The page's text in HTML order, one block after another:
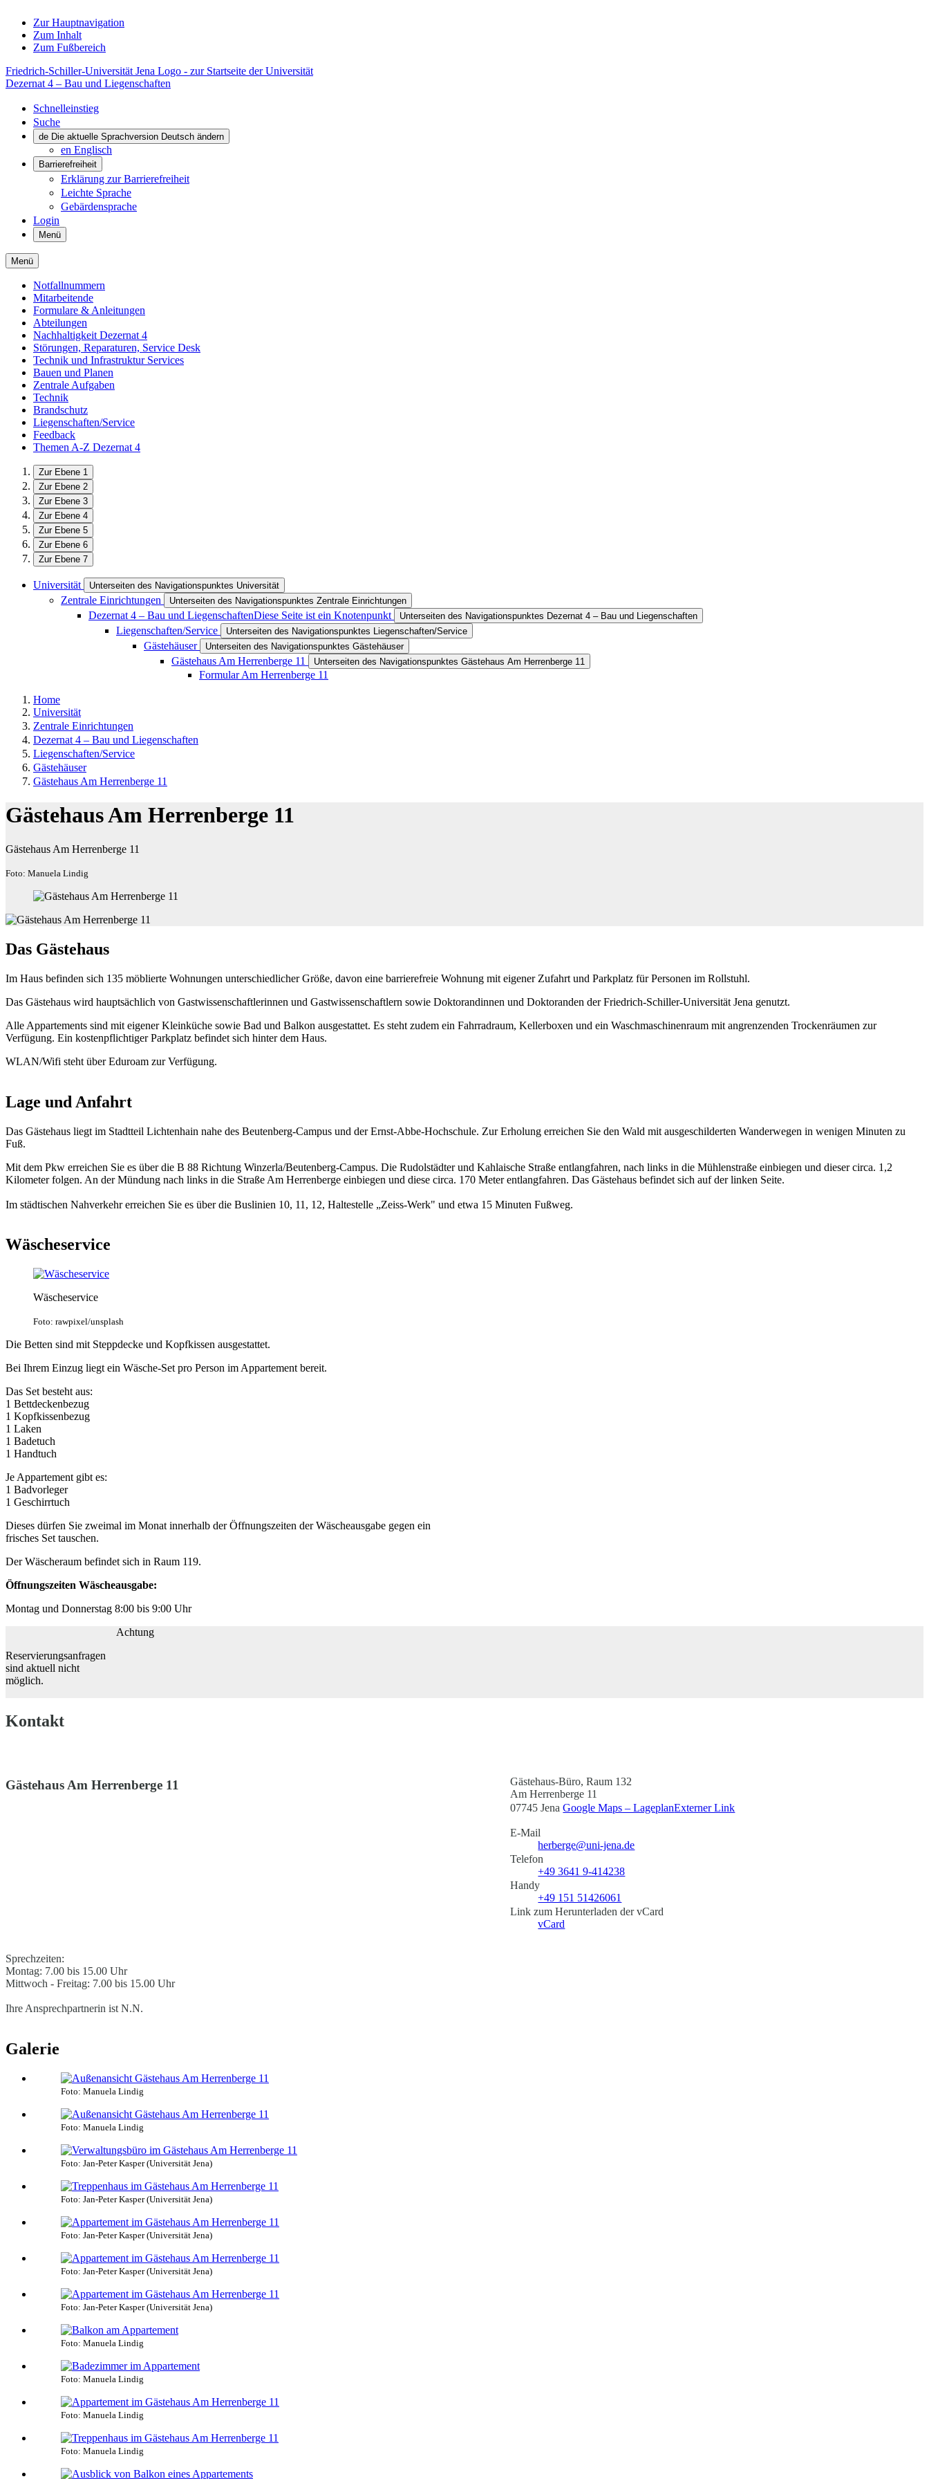
Zur Hauptnavigation
Zum Inhalt
Zum Fußbereich
Friedrich-Schiller-Universität Jena Logo - zur Startseite der Universität
Dezernat 4 – Bau und Liegenschaften
Schnelleinstieg
Suche
de Die aktuelle Sprachversion Deutsch ändern
en Englisch
Barrierefreiheit
Erklärung zur Barrierefreiheit
Leichte Sprache
Gebärdensprache
Login
Menü
Menü
Notfallnummern
Mitarbeitende
Formulare & Anleitungen
Abteilungen
Nachhaltigkeit Dezernat 4
Störungen, Reparaturen, Service Desk
Technik und Infrastruktur Services
Bauen und Planen
Zentrale Aufgaben
Technik
Brandschutz
Liegenschaften/Service
Feedback
Themen A-Z Dezernat 4
Zur Ebene 1
Zur Ebene 2
Zur Ebene 3
Zur Ebene 4
Zur Ebene 5
Zur Ebene 6
Zur Ebene 7
Universität Unterseiten des Navigationspunktes Universität
Zentrale Einrichtungen Unterseiten des Navigationspunktes Zentrale Einrichtungen
Dezernat 4 – Bau und LiegenschaftenDiese Seite ist ein Knotenpunkt Unterseiten des Navigationspunktes Dezernat 4 – Bau und Liegenschaften
Liegenschaften/Service Unterseiten des Navigationspunktes Liegenschaften/Service
Gästehäuser Unterseiten des Navigationspunktes Gästehäuser
Gästehaus Am Herrenberge 11 Unterseiten des Navigationspunktes Gästehaus Am Herrenberge 11
Formular Am Herrenberge 11
Home
Universität
Zentrale Einrichtungen
Dezernat 4 – Bau und Liegenschaften
Liegenschaften/Service
Gästehäuser
Gästehaus Am Herrenberge 11
Gästehaus Am Herrenberge 11
Gästehaus Am Herrenberge 11
Foto: Manuela Lindig
Das Gästehaus
Im Haus befinden sich 135 möblierte Wohnungen unterschiedlicher Größe, davon eine barrierefreie Wohnung mit eigener Zufahrt und Parkplatz für Personen im Rollstuhl.
Das Gästehaus wird hauptsächlich von Gastwissenschaftlerinnen und Gastwissenschaftlern sowie Doktorandinnen und Doktoranden der Friedrich-Schiller-Universität Jena genutzt.
Alle Appartements sind mit eigener Kleinküche sowie Bad und Balkon ausgestattet. Es steht zudem ein Fahrradraum, Kellerboxen und ein Waschmaschinenraum mit angrenzenden Trockenräumen zur
Verfügung. Ein kostenpflichtiger Parkplatz befindet sich hinter dem Haus.
WLAN/Wifi steht über Eduroam zur Verfügung.
Lage und Anfahrt
Das Gästehaus liegt im Stadtteil Lichtenhain nahe des Beutenberg-Campus und der Ernst-Abbe-Hochschule. Zur Erholung erreichen Sie den Wald mit ausgeschilderten Wanderwegen in wenigen Minuten zu
Fuß.
Mit dem Pkw erreichen Sie es über die B 88 Richtung Winzerla/Beutenberg-Campus. Die Rudolstädter und Kahlaische Straße entlangfahren, nach links in die Mühlenstraße einbiegen und dieser circa. 1,2
Kilometer folgen. An der Mündung nach links in die Straße Am Herrenberge einbiegen und diese circa. 170 Meter entlangfahren. Das Gästehaus befindet sich auf der linken Seite.
Im städtischen Nahverkehr erreichen Sie es über die Buslinien 10, 11, 12, Haltestelle „Zeiss-Werk" und etwa 15 Minuten Fußweg.
Wäscheservice
Wäscheservice
Foto: rawpixel/unsplash
Die Betten sind mit Steppdecke und Kopfkissen ausgestattet.
Bei Ihrem Einzug liegt ein Wäsche-Set pro Person im Appartement bereit.
Das Set besteht aus:
1 Bettdeckenbezug
1 Kopfkissenbezug
1 Laken
1 Badetuch
1 Handtuch
Je Appartement gibt es:
1 Badvorleger
1 Geschirrtuch
Dieses dürfen Sie zweimal im Monat innerhalb der Öffnungszeiten der Wäscheausgabe gegen ein
frisches Set tauschen.
Der Wäscheraum befindet sich in Raum 119.
Öffnungszeiten Wäscheausgabe:
Montag und Donnerstag 8:00 bis 9:00 Uhr
Achtung
Reservierungsanfragen
sind aktuell nicht
möglich.
Kontakt
Gästehaus Am Herrenberge 11
Gästehaus-Büro, Raum 132
Am Herrenberge 11
07745 JenaGoogle Maps – LageplanExterner Link
E-Mail
herberge@uni-jena.de
Telefon
+49 3641 9-414238
Handy
+49 151 51426061
Link zum Herunterladen der vCard
vCard
Sprechzeiten:
Montag: 7.00 bis 15.00 Uhr
Mittwoch - Freitag: 7.00 bis 15.00 Uhr
Ihre Ansprechpartnerin ist N.N.
Galerie
Foto: Manuela Lindig
Foto: Manuela Lindig
Foto: Jan-Peter Kasper (Universität Jena)
Foto: Jan-Peter Kasper (Universität Jena)
Foto: Jan-Peter Kasper (Universität Jena)
Foto: Jan-Peter Kasper (Universität Jena)
Foto: Jan-Peter Kasper (Universität Jena)
Foto: Manuela Lindig
Foto: Manuela Lindig
Foto: Manuela Lindig
Foto: Manuela Lindig